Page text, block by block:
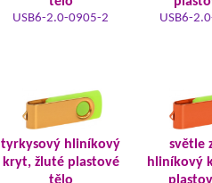
USB6-2.0-0905-2 USB6-
tyrkysový hliníkový
kryt, žluté plastové
světle
hliníkový